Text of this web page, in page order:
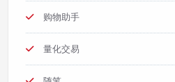
购物助手
量化交易